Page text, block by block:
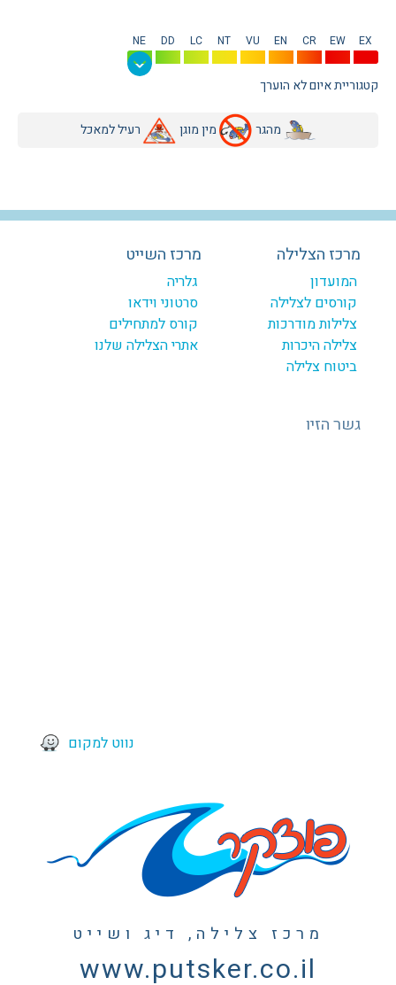
EX
EW
CR
EN
VU
NT
LC
DD
NE
קטגוריית איום לא הוערך
מהגר מין מוגן רעיל למאכל
מרכז הצלילה
המועדון
קורסים לצלילה
צלילות מודרכות
צלילה היכרות
ביטוח צלילה
מרכז השייט
גלריה
סרטוני וידאו
קורס למתחילים
אתרי הצלילה שלנו
גשר הזיו
נווט למקום
מרכז צלילה, דיג ושייט
www.putsker.co.il